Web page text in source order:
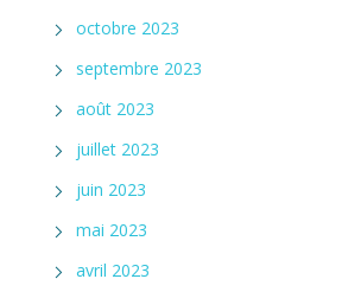
octobre 2023
septembre 2023
août 2023
juillet 2023
juin 2023
mai 2023
avril 2023